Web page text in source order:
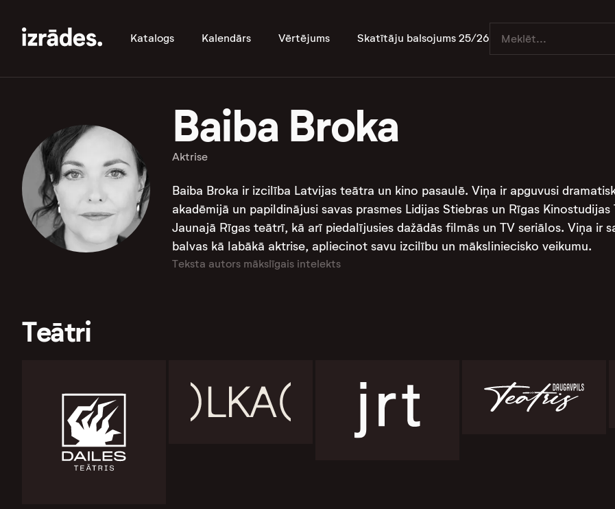
Katalogs Kalendārs Vērtējums Skatītāju balsojums 25/26
Baiba Broka
Aktrise
Baiba Broka ir izcilība Latvijas teātra un kino pasaulē. Viņa ir apguvusi
akadēmijā un papildinājusi savas prasmes Lidijas Stiebras un Rīgas
Jaunajā Rīgas teātrī, kā arī piedalījusies dažādās filmās un TV seriālos. Viņa ir
balvas kā labākā aktrise, apliecinot savu izcilību un māksliniecisko veikumu​​​​​​.
Teksta autors mākslīgais intelekts
Teātri